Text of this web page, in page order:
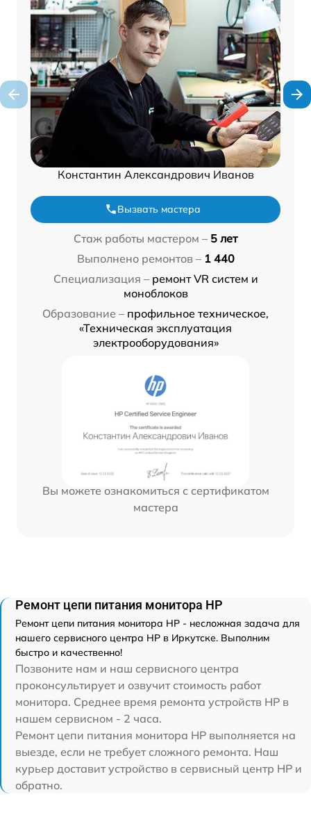
Константин Александрович Иванов
Вызвать мастера
Стаж работы мастером – 5 лет
Выполнено ремонтов – 1 440
Специализация – ремонт VR систем и
моноблоков
Образование – профильное техническое,
«Техническая эксплуатация
электрооборудования»
Вы можете ознакомиться с сертификатом
мастера
Ремонт цепи питания монитора HP
Ремонт цепи питания монитора HP - несложная задача для
нашего сервисного центра HP в Иркутске. Выполним
быстро и качественно!
Позвоните нам и наш сервисного центра
проконсультирует и озвучит стоимость работ
монитора. Среднее время ремонта устройств HP в
нашем сервисном - 2 часа.
Ремонт цепи питания монитора HP выполняется на
выезде, если не требует сложного ремонта. Наш
курьер доставит устройство в сервисный центр HP и
обратно.